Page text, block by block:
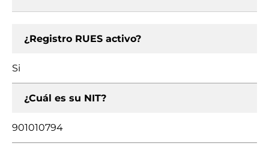
¿Registro RUES activo?
Si
¿Cuál es su NIT?
901010794